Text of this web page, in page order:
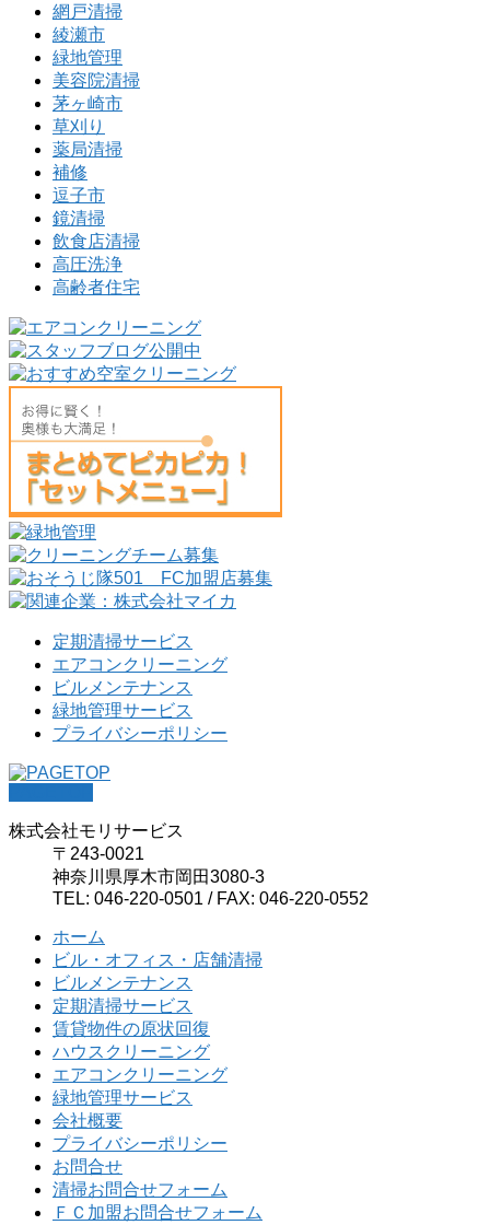
網戸清掃
綾瀬市
緑地管理
美容院清掃
茅ヶ崎市
草刈り
薬局清掃
補修
逗子市
鏡清掃
飲食店清掃
高圧洗浄
高齢者住宅
定期清掃サービス
エアコンクリーニング
ビルメンテナンス
緑地管理サービス
プライバシーポリシー
株式会社モリサービス
〒243-0021
神奈川県厚木市岡田3080-3
TEL: 046-220-0501 / FAX: 046-220-0552
ホーム
ビル・オフィス・店舗清掃
ビルメンテナンス
定期清掃サービス
賃貸物件の原状回復
ハウスクリーニング
エアコンクリーニング
緑地管理サービス
会社概要
プライバシーポリシー
お問合せ
清掃お問合せフォーム
ＦＣ加盟お問合せフォーム